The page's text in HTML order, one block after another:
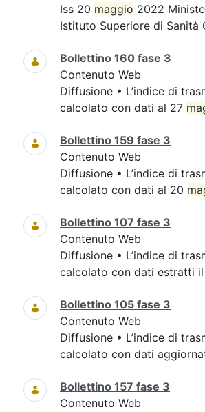
Iss 20 maggio 2022
Istituto Superiore di Sanità
Bollettino 160 fase 3
Contenuto Web
Diffusione • L’indice di
calcolato con dati al 27
Bollettino 159 fase 3
Contenuto Web
Diffusione • L’indice di
calcolato con dati al 20
Bollettino 107 fase 3
Contenuto Web
Diffusione • L’indice di
calcolato con dati estratti il
Bollettino 105 fase 3
Contenuto Web
Diffusione • L’indice di
calcolato con dati
Bollettino 157 fase 3
Contenuto Web